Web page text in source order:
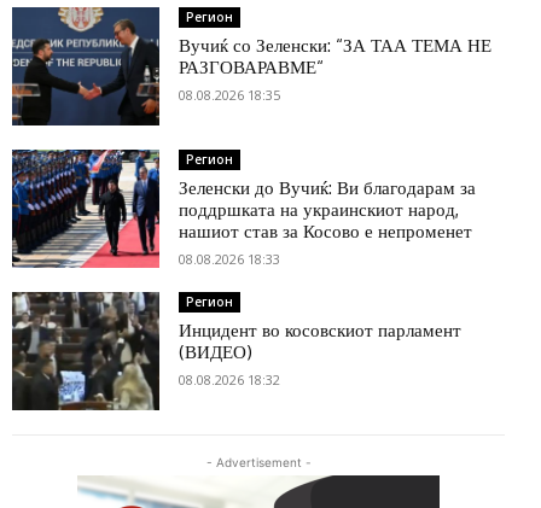
Регион
Вучиќ со Зеленски: “ЗА ТАА ТЕМА НЕ
РАЗГОВАРАВМЕ“
08.08.2026 18:35
Регион
Зеленски до Вучиќ: Ви благодарам за
поддршката на украинскиот народ,
нашиот став за Косово е непроменет
08.08.2026 18:33
Регион
Инцидент во косовскиот парламент
(ВИДЕО)
08.08.2026 18:32
- Advertisement -